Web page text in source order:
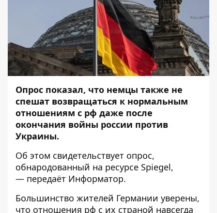
Опрос показал, что немцы также не
спешат возвращаться к нормальным
отношениям с рф даже после
окончания войны россии против
Украины.
Об этом свидетельствует опрос,
обнародованный на ресурсе Spiegel,
— передаёт Информатор.
Большинство жителей Германии уверены,
что отношения рф с их страной навсегда